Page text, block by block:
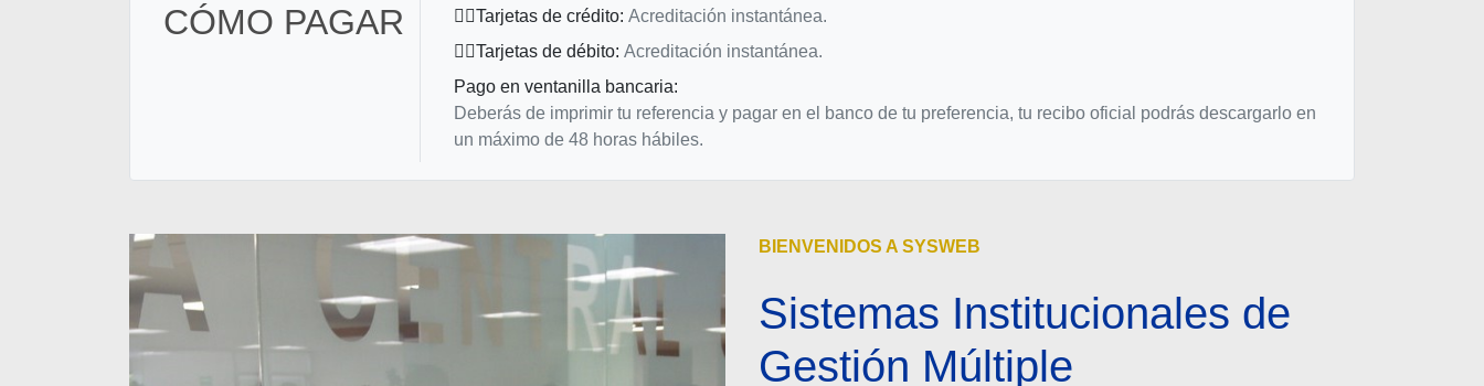
CÓMO PAGAR Tarjetas de crédito: Acreditación instantánea.
Tarjetas de débito: Acreditación instantánea.
Pago en ventanilla bancaria:
Deberás de imprimir tu referencia y pagar en el banco de tu preferencia, tu recibo oficial podrás descargarlo en
un máximo de 48 horas hábiles.
BIENVENIDOS A SYSWEB
Sistemas Institucionales de
Gestión Múltiple